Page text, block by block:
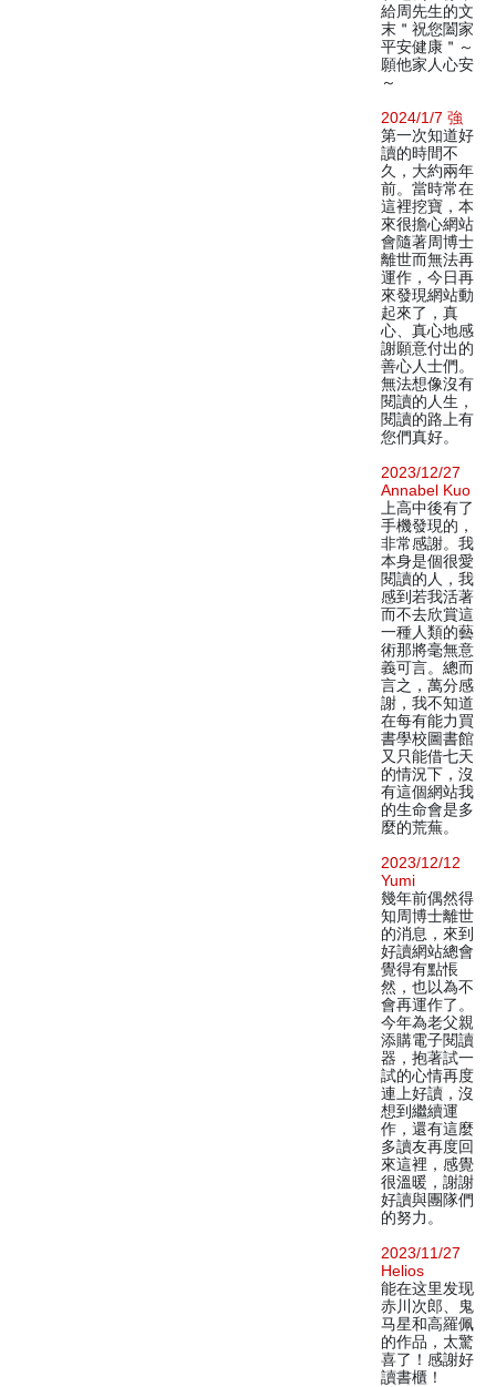
給周先生的文
末＂祝您闔家
平安健康＂～
願他家人心安
～
2024/1/7 強
第一次知道好
讀的時間不
久，大約兩年
前。當時常在
這裡挖寶，本
來很擔心網站
會隨著周博士
離世而無法再
運作，今日再
來發現網站動
起來了，真
心、真心地感
謝願意付出的
善心人士們。
無法想像沒有
閱讀的人生，
閱讀的路上有
您們真好。
2023/12/27
Annabel Kuo
上高中後有了
手機發現的，
非常感謝。我
本身是個很愛
閱讀的人，我
感到若我活著
而不去欣賞這
一種人類的藝
術那將毫無意
義可言。總而
言之，萬分感
謝，我不知道
在每有能力買
書學校圖書館
又只能借七天
的情況下，沒
有這個網站我
的生命會是多
麼的荒蕪。
2023/12/12
Yumi
幾年前偶然得
知周博士離世
的消息，來到
好讀網站總會
覺得有點悵
然，也以為不
會再運作了。
今年為老父親
添購電子閱讀
器，抱著試一
試的心情再度
連上好讀，沒
想到繼續運
作，還有這麼
多讀友再度回
來這裡，感覺
很溫暖，謝謝
好讀與團隊們
的努力。
2023/11/27
Helios
能在这里发现
赤川次郎、鬼
马星和高羅佩
的作品，太驚
喜了！感謝好
讀書櫃！